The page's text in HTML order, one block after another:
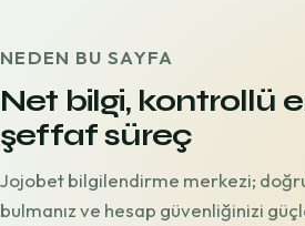
NEDEN BU SAYFA
Net bilgi, kontrollü
şeffaf süreç
Jojobet bilgilendirme merkezi; doğru
bulmanız ve hesap güvenliğinizi